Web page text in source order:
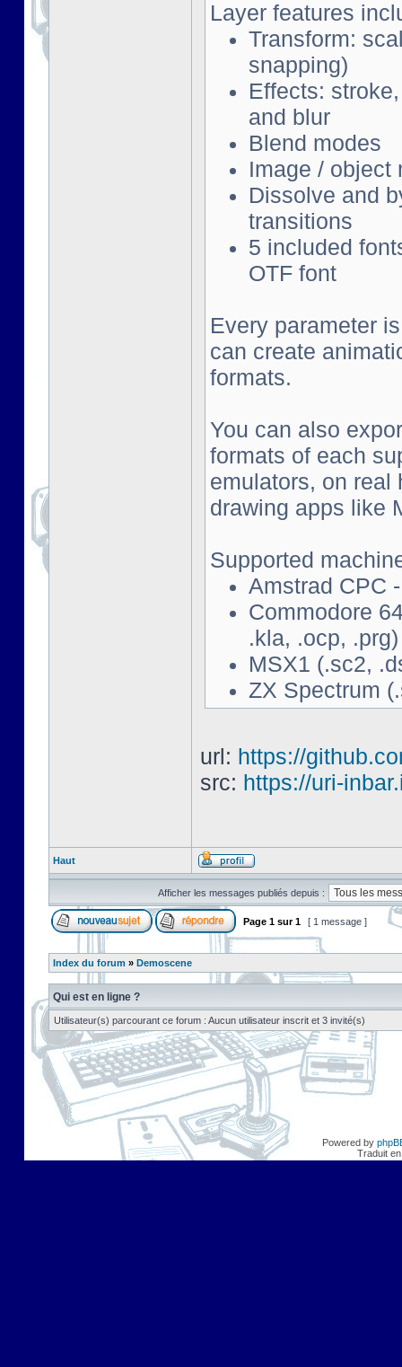
Layer features
Transform:
snapping)
Effects:
and blur
Blend modes
Image / object
Dissolve and
transitions
5 included
OTF font
Every parameter
can create
formats.
You can also
formats of each
emulators, on real
drawing apps like
Supported
Amstrad CPC
Commodore
.kla, .ocp, .prg)
MSX1 (.sc2,
ZX Spectrum
url: https://
src: https://uri-
Haut
Afficher les messages publiés depuis :
Page 1 sur1 [ 1 message ]
Index du forum » Demoscene
Qui est en ligne ?
Utilisateur(s) parcourant ce forum : Aucun utilisateur inscrit et 3 invité(s)
Powered by
Traduit